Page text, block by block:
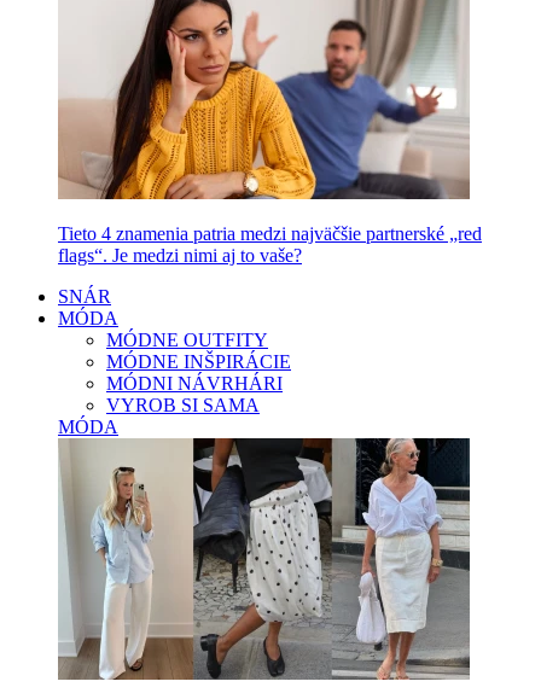
Tieto 4 znamenia patria medzi najväčšie partnerské „red
flags“. Je medzi nimi aj to vaše?
SNÁR
MÓDA
MÓDNE OUTFITY
MÓDNE INŠPIRÁCIE
MÓDNI NÁVRHÁRI
VYROB SI SAMA
MÓDA